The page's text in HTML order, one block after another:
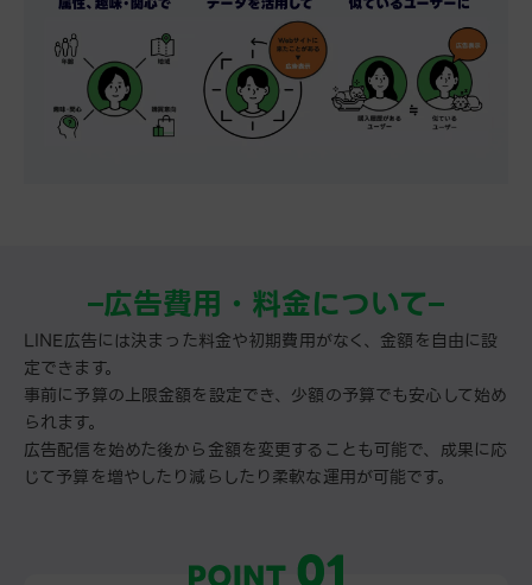
広告費用・料金について
LINE広告には決まった料金や初期費用がなく、金額を自由に設
定できます。
事前に予算の上限金額を設定でき、少額の予算でも安心して始め
られます。
広告配信を始めた後から金額を変更することも可能で、成果に応
じて予算を増やしたり減らしたり柔軟な運用が可能です。